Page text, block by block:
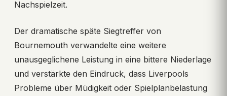
Nachspielzeit.
Der dramatische späte Siegtreffer von
Bournemouth verwandelte eine weitere
unausgeglichene Leistung in eine bittere Niederlage
und verstärkte den Eindruck, dass Liverpools
Probleme über Müdigkeit oder Spielplanbelastung